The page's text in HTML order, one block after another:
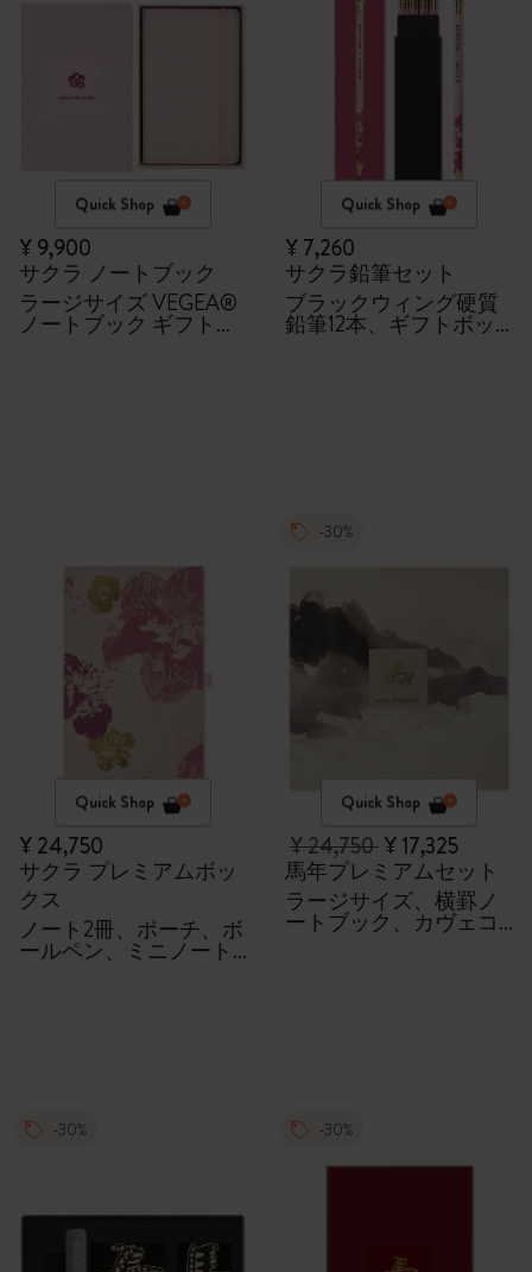
Quick Shop
¥ 9,900
サクラ ノートブック
ラージサイズ VEGEA®
ノートブック ギフトボ
Quick Shop
¥ 7,260
サクラ鉛筆セット
ブラックウィング硬質
鉛筆12本、ギフトボッ
Quick Shop
¥ 24,750
サクラ プレミアムボッ
クス
ノート2冊、ポーチ、ボ
ールペン、ミニノート
-30%
Quick Shop
¥ 24,750¥ 17,325
馬年プレミアムセット
ラージサイズ、横罫ノ
ートブック、カヴェコ
ペン、100% VEGEA®ノ
-30% -30%